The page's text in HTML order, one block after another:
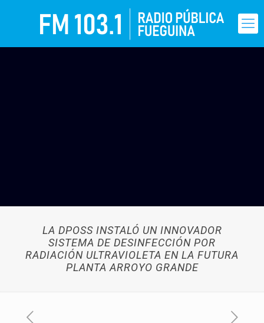
LA DPOSS INSTALÓ UN INNOVADOR
SISTEMA DE DESINFECCIÓN POR
RADIACIÓN ULTRAVIOLETA EN LA FUTURA
PLANTA ARROYO GRANDE